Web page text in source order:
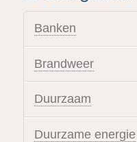
Banken
Brandweer
Duurzaam
Duurzame energie